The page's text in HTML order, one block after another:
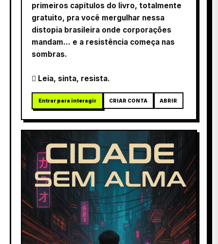
primeiros capítulos do livro, totalmente
gratuito, pra você mergulhar nessa
distopia brasileira onde corporações
mandam… e a resistência começa nas
sombras.
 Leia, sinta, resista.
Entrar para interagir CRIAR CONTA ABRIR